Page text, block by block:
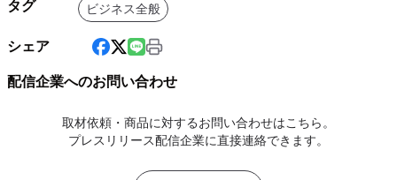
タグ ビジネス全般
シェア
配信企業へのお問い合わせ
取材依頼・商品に対するお問い合わせはこちら。
プレスリリース配信企業に直接連絡できます。